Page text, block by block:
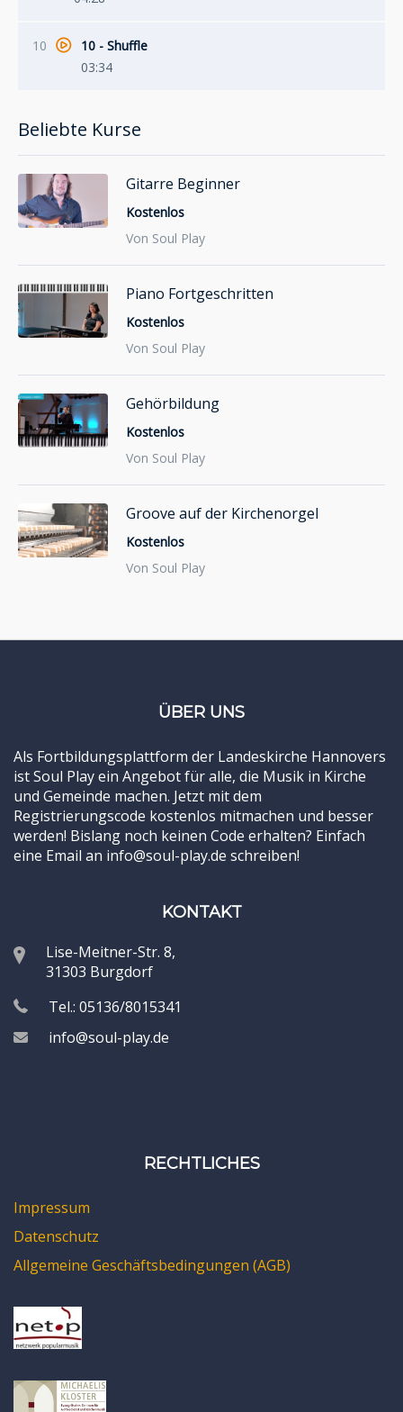
10
10 - Shuffle
03:34
Beliebte Kurse
Gitarre Beginner
Kostenlos
Von Soul Play
Piano Fortgeschritten
Kostenlos
Von Soul Play
Gehörbildung
Kostenlos
Von Soul Play
Groove auf der Kirchenorgel
Kostenlos
Von Soul Play
ÜBER UNS
Als Fortbildungsplattform der Landeskirche Hannovers
ist Soul Play ein Angebot für alle, die Musik in Kirche
und Gemeinde machen. Jetzt mit dem
Registrierungscode kostenlos mitmachen und besser
werden! Bislang noch keinen Code erhalten? Einfach
eine Email an info@soul-play.de schreiben!
KONTAKT
Lise-Meitner-Str. 8,
31303 Burgdorf
Tel.: 05136/8015341
info@soul-play.de
RECHTLICHES
Impressum
Datenschutz
Allgemeine Geschäftsbedingungen (AGB)